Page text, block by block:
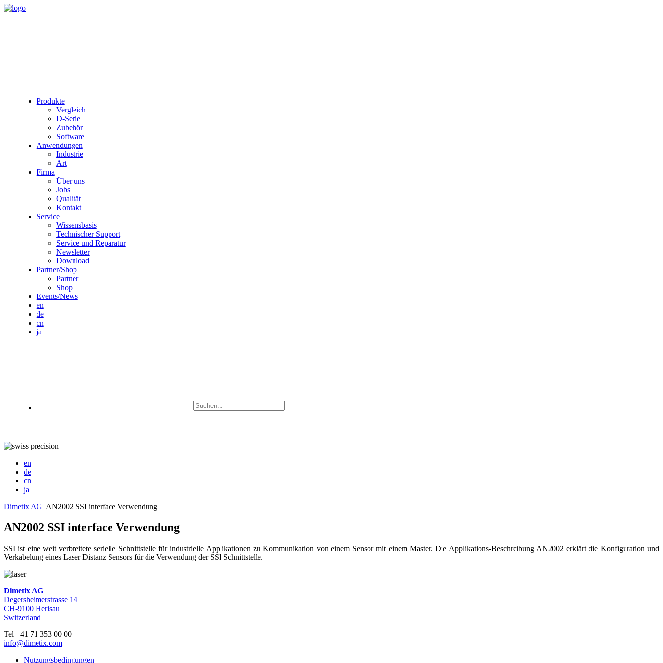
Produkte
Vergleich
D-Serie
Zubehör
Software
Anwendungen
Industrie
Art
Firma
Über uns
Jobs
Qualität
Kontakt
Service
Wissensbasis
Technischer Support
Service und Reparatur
Newsletter
Download
Partner/Shop
Partner
Shop
Events/News
en
de
cn
ja
en
de
cn
ja
Dimetix AG AN2002 SSI interface Verwendung
AN2002 SSI interface Verwendung
SSI ist eine weit verbreitete serielle Schnittstelle für industrielle Applikationen zu Kommunikation von einem Sensor mit einem Master. Die Applikations-Beschreibung AN2002 erklärt die Konfiguration und
Verkabelung eines Laser Distanz Sensors für die Verwendung der SSI Schnittstelle.
Dimetix AG
Degersheimerstrasse 14
CH-9100 Herisau
Switzerland
Tel +41 71 353 00 00
info@dimetix.com
Nutzungsbedingungen